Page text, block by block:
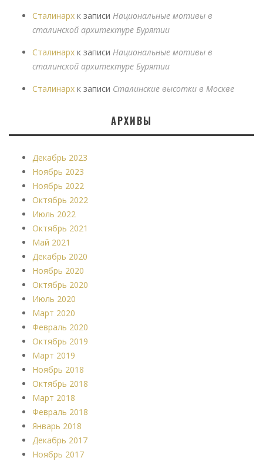
Сталинарх к записи Национальные мотивы в
сталинской архитектуре Бурятии
Сталинарх к записи Национальные мотивы в
сталинской архитектуре Бурятии
Сталинарх к записи Сталинские высотки в Москве
АРХИВЫ
Декабрь 2023
Ноябрь 2023
Ноябрь 2022
Октябрь 2022
Июль 2022
Октябрь 2021
Май 2021
Декабрь 2020
Ноябрь 2020
Октябрь 2020
Июль 2020
Март 2020
Февраль 2020
Октябрь 2019
Март 2019
Ноябрь 2018
Октябрь 2018
Март 2018
Февраль 2018
Январь 2018
Декабрь 2017
Ноябрь 2017